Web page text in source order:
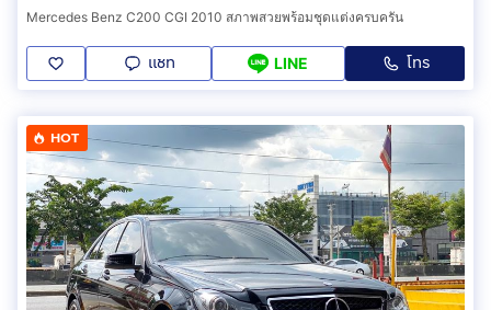
Mercedes Benz C200 CGI 2010 สภาพสวยพร้อมชุดแต่งครบครัน
แชท LINE โทร
HOT